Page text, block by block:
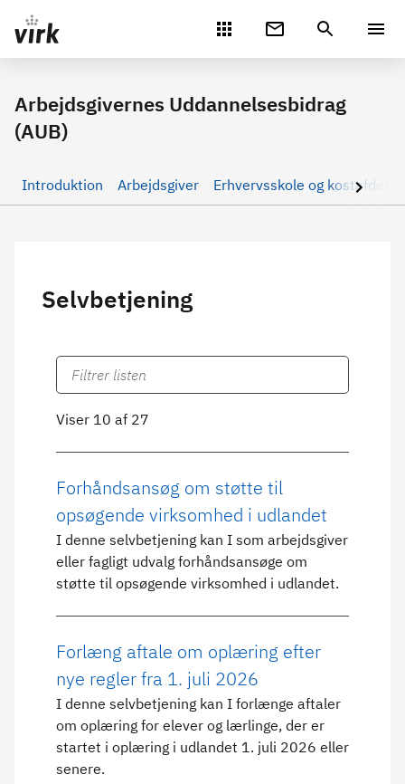
Gå direkte til indhold
Arbejdsgivernes Uddannelsesbidrag
(AUB)
Introduktion Arbejdsgiver Erhvervsskole og
Selvbetjening
Viser 10 af 27
Forhåndsansøg om støtte til
opsøgende virksomhed i udlandet
I denne selvbetjening kan I som arbejdsgiver
eller fagligt udvalg forhåndsansøge om
støtte til opsøgende virksomhed i udlandet.
Forlæng aftale om oplæring efter
nye regler fra 1. juli 2026
I denne selvbetjening kan I forlænge aftaler
om oplæring for elever og lærlinge, der er
startet i oplæring i udlandet 1. juli 2026 eller
senere.